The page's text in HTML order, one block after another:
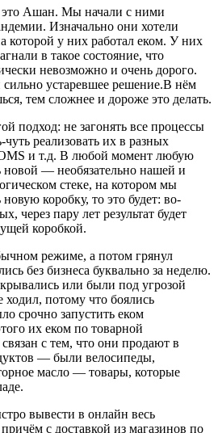
Ашан. Мы начали с ними
Изначально они хотели
которой у них работал еком. У них
в такое состояние, что
невозможно и очень дорого.
устаревшее решение.В нём
тем сложнее и дороже это делать.
подход: не загонять все процессы
реализовать их в разных
и т.д. В любой момент любую
новой — необязательно нашей и
стеке, на котором мы
коробку, то это будет: во-
через пару лет результат будет
коробкой.
режиме, а потом грянул
без бизнеса буквально за неделю.
или были под угрозой
потому что боялись
срочно запустить еком
их еком по товарной
с тем, что они продают в
— были велосипеды,
масло — товары, которые
вывести в онлайн весь
с доставкой из магазинов по